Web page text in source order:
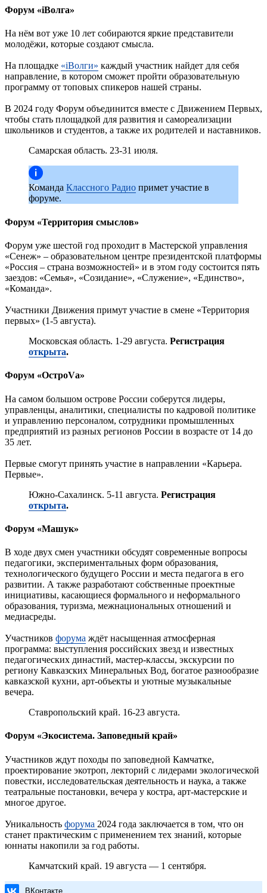
< Назад
Форум «iВолга»
На нём вот уже 10 лет собираются яркие представители
молодёжи, которые создают смысла.
На площадке «iВолги» каждый участник найдет для себя
направление, в котором сможет пройти образовательную
программу от топовых спикеров нашей страны.
В 2024 году Форум объединится вместе с Движением Первых,
чтобы стать площадкой для развития и самореализации
школьников и студентов, а также их родителей и наставников.
Самарская область. 23-31 июля.
Команда Классного Радио примет участие в
форуме.
Форум «Территория смыслов»
Форум уже шестой год проходит в Мастерской управления
«Сенеж» – образовательном центре президентской платформы
«Россия – страна возможностей» и в этом году состоится пять
заездов: «Семья», «Созидание», «Служение», «Единство»,
«Команда».
Участники Движения примут участие в смене «Территория
первых» (1-5 августа).
Московская область. 1-29 августа. Регистрация
открыта.
Форум «ОстроVа»
На самом большом острове России соберутся лидеры,
управленцы, аналитики, специалисты по кадровой политике
и управлению персоналом, сотрудники промышленных
предприятий из разных регионов России в возрасте от 14 до
35 лет.
Первые смогут принять участие в направлении «Карьера.
Первые».
Южно-Сахалинск. 5-11 августа. Регистрация
открыта.
Форум «Машук»
В ходе двух смен участники обсудят современные вопросы
педагогики, экспериментальных форм образования,
технологического будущего России и места педагога в его
развитии. А также разработают собственные проектные
инициативы, касающиеся формального и неформального
образования, туризма, межнациональных отношений и
медиасреды.
Участников форума ждёт насыщенная атмосферная
программа: выступления российских звезд и известных
педагогических династий, мастер-классы, экскурсии по
региону Кавказских Минеральных Вод, богатое разнообразие
кавказской кухни, арт-объекты и уютные музыкальные
вечера.
Ставропольский край. 16-23 августа.
Форум «Экосистема. Заповедный край»
Участников ждут походы по заповедной Камчатке,
проектирование экотроп, лекторий с лидерами экологической
повестки, исследовательская деятельность и наука, а также
театральные постановки, вечера у костра, арт-мастерские и
многое другое.
Уникальность форума 2024 года заключается в том, что он
станет практическим с применением тех знаний, которые
юннаты накопили за год работы.
Камчатский край. 19 августа — 1 сентября.
ВКонтакте